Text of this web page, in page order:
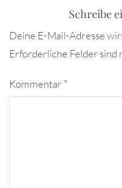
Schreibe
Deine E-Mail-Adresse
Erforderliche Felder sind
Kommentar *